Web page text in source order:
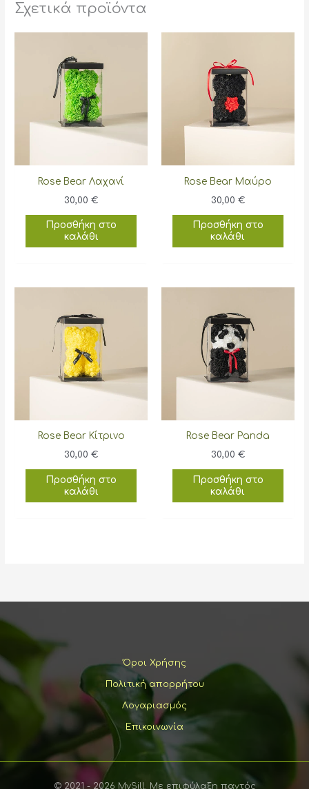
Σχετικά προϊόντα
Rose Bear Λαχανί
30,00€
Προσθήκη στο
καλάθι
Rose Bear Μαύρο
30,00 €
Προσθήκη στο
καλάθι
Rose Bear Κίτρινο
30,00€
Προσθήκη στο
καλάθι
Rose Bear Panda
30,00 €
Προσθήκη στο
καλάθι
Όροι Χρήσης
Πολιτική απορρήτου
Λογαριασμός
Επικοινωνία
© 2021 - 2026 MySill. Με επιφύλαξη παντός